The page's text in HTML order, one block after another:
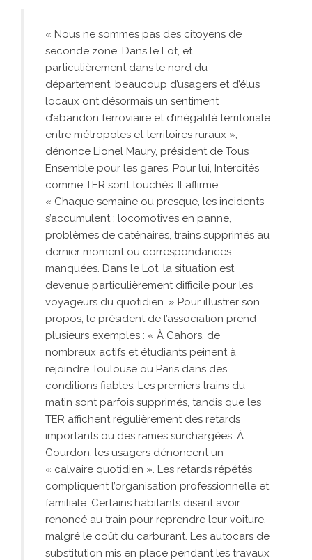
« Nous ne sommes pas des citoyens de
seconde zone. Dans le Lot, et
particulièrement dans le nord du
département, beaucoup d’usagers et d’élus
locaux ont désormais un sentiment
d’abandon ferroviaire et d’inégalité territoriale
entre métropoles et territoires ruraux »,
dénonce Lionel Maury, président de Tous
Ensemble pour les gares. Pour lui, Intercités
comme TER sont touchés. Il affirme :
« Chaque semaine ou presque, les incidents
s’accumulent : locomotives en panne,
problèmes de caténaires, trains supprimés au
dernier moment ou correspondances
manquées. Dans le Lot, la situation est
devenue particulièrement difficile pour les
voyageurs du quotidien. » Pour illustrer son
propos, le président de l’association prend
plusieurs exemples : « À Cahors, de
nombreux actifs et étudiants peinent à
rejoindre Toulouse ou Paris dans des
conditions fiables. Les premiers trains du
matin sont parfois supprimés, tandis que les
TER affichent régulièrement des retards
importants ou des rames surchargées. À
Gourdon, les usagers dénoncent un
« calvaire quotidien ». Les retards répétés
compliquent l’organisation professionnelle et
familiale. Certains habitants disent avoir
renoncé au train pour reprendre leur voiture,
malgré le coût du carburant. Les autocars de
substitution mis en place pendant les travaux